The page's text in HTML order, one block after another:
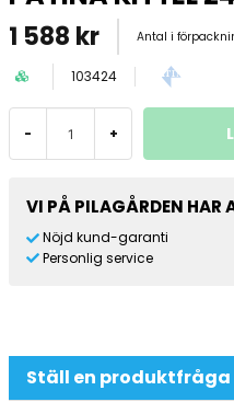
1 588 kr Antal i
103424
- +
VI PÅ PILAGÅRDEN HAR
Nöjd kund-garanti
Personlig service
Ställ en produktfråga